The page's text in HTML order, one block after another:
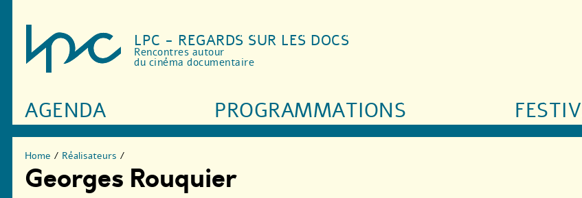
LPC - REGARDS SUR LES DOCS
Rencontres autour
du cinéma documentaire
AGENDA PROGRAMMATIONS
Home / Réalisateurs /
Georges Rouquier